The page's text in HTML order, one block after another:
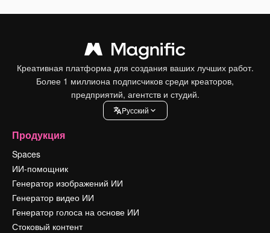
Креативная платформа для создания ваших лучших работ.
Более 1 миллиона подписчиков среди креаторов,
предприятий, агентств и студий.
Pусский
Продукция
Spaces
ИИ-помощник
Генератор изображений ИИ
Генератор видео ИИ
Генератор голоса на основе ИИ
Стоковый контент